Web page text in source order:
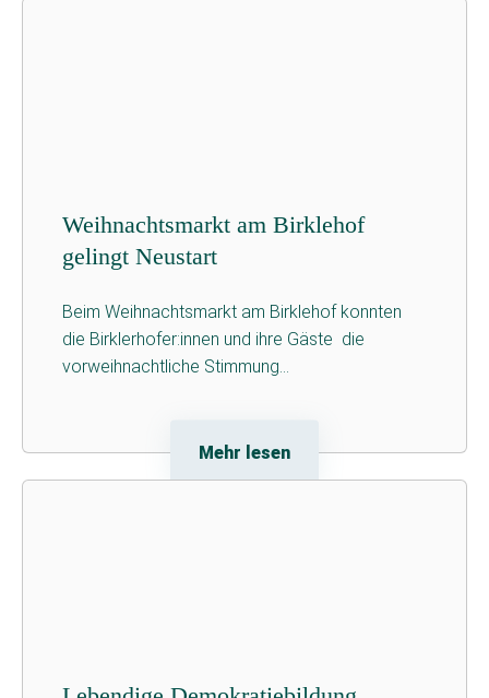
Weihnachtsmarkt am Birklehof
gelingt Neustart
Beim Weihnachtsmarkt am Birklehof konnten
die Birklerhofer:innen und ihre Gäste die
vorweihnachtliche Stimmung...
Mehr lesen